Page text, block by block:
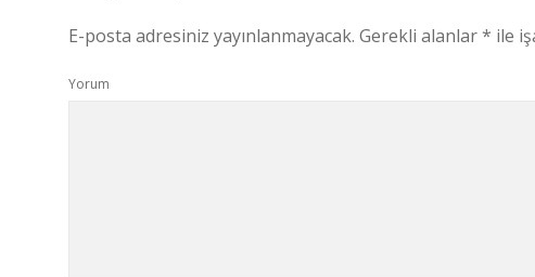
E-posta adresiniz yayınlanmayacak. Gerekli alanlar* ile
Yorum